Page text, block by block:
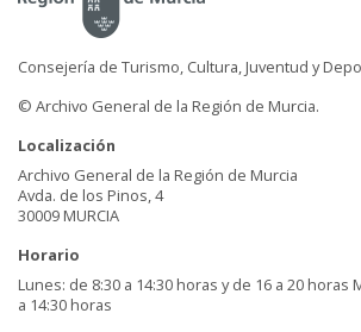
Consejería de Turismo, Cultura, Juventud y
© Archivo General de la Región de Murcia.
Localización
Archivo General de la Región de Murcia
Avda. de los Pinos, 4
30009 MURCIA
Horario
Lunes: de 8:30 a 14:30 horas y de 16 a 20 horas
a 14:30 horas